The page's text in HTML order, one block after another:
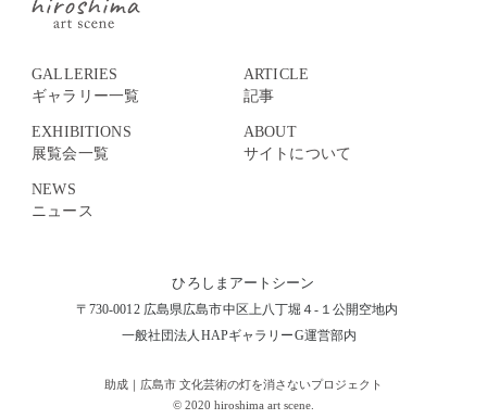
ひろしまアートシーン
〒730-0012 広島県広島市中区上八丁堀４-１公開空地内
一般社団法人HAPギャラリーG運営部内
GALLERIES
ギャラリー一覧
EXHIBITIONS
展覧会一覧
NEWS
ニュース
ARTICLE
記事
ABOUT
サイトについて
助成｜広島市 文化芸術の灯を消さないプロジェクト
© 2020 hiroshima art scene.